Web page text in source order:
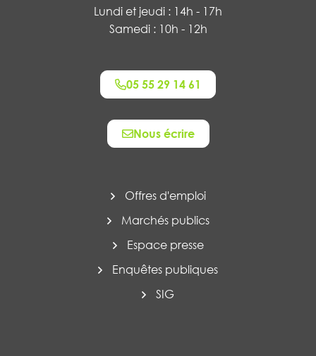
Lundi et jeudi : 14h - 17h
Samedi : 10h - 12h
05 55 29 14 61
Nous écrire
Offres d'emploi
Marchés publics
Espace presse
Enquêtes publiques
SIG